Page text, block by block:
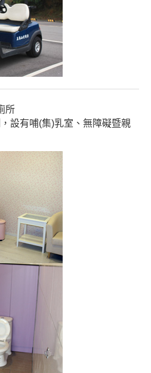
所
設有哺(集)乳室、無障礙暨親